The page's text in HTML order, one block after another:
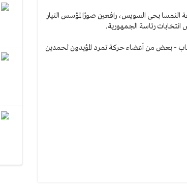
بحى السويس، رافعين صورًا لمؤسس التيار
رئاسة الجمهورية.
- بعض من أعضاء حركة تمرد المؤيدون لحمدين